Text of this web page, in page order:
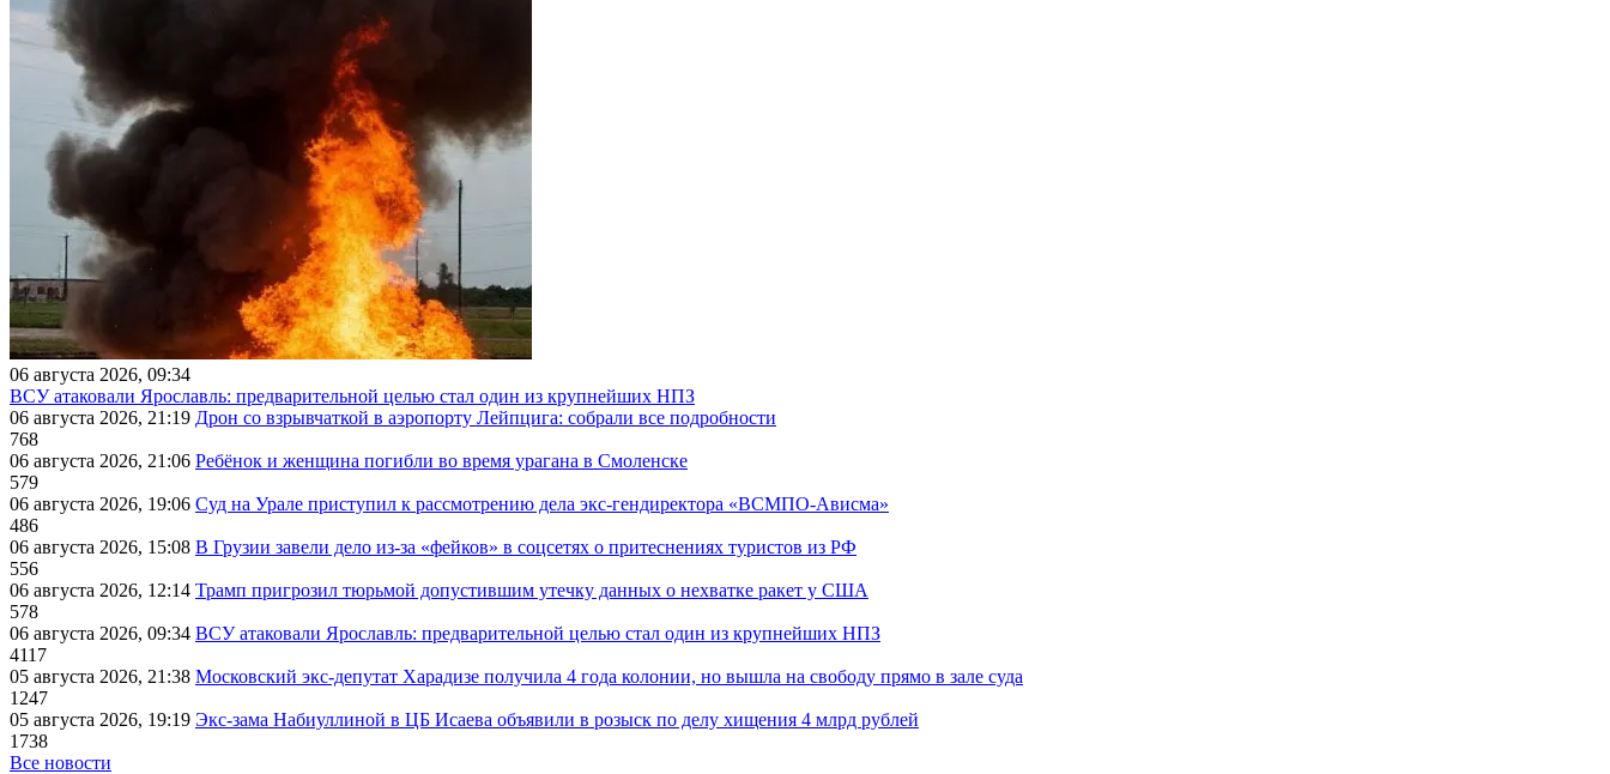
06 августа 2026, 09:34
ВСУ атаковали Ярославль: предварительной целью стал один из крупнейших НПЗ
06 августа 2026, 21:19 Дрон со взрывчаткой в аэропорту Лейпцига: собрали все подробности
768
06 августа 2026, 21:06 Ребёнок и женщина погибли во время урагана в Смоленске
579
06 августа 2026, 19:06 Суд на Урале приступил к рассмотрению дела экс-гендиректора «ВСМПО-Ависма»
486
06 августа 2026, 15:08 В Грузии завели дело из-за «фейков» в соцсетях о притеснениях туристов из РФ
556
06 августа 2026, 12:14 Трамп пригрозил тюрьмой допустившим утечку данных о нехватке ракет у США
578
06 августа 2026, 09:34 ВСУ атаковали Ярославль: предварительной целью стал один из крупнейших НПЗ
4117
05 августа 2026, 21:38 Московский экс-депутат Харадизе получила 4 года колонии, но вышла на свободу прямо в зале суда
1247
05 августа 2026, 19:19 Экс-зама Набиуллиной в ЦБ Исаева объявили в розыск по делу хищения 4 млрд рублей
1738
Все новости